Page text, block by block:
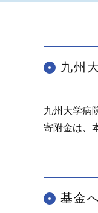
九州
九州大学病
寄附金は、
基金